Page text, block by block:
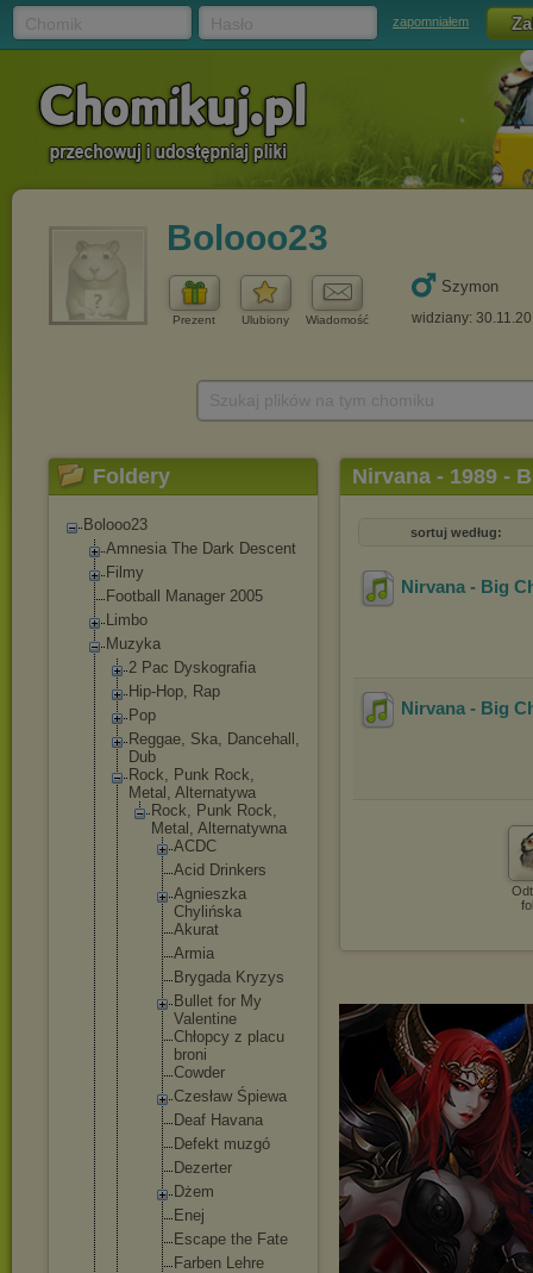
zapomniałem
Bolooo23
Prezent Ulubiony Wiadomość
Szymon
widziany:
Foldery
Bolooo23
Amnesia The Dark Descent
Filmy
Football Manager 2005
Limbo
Muzyka
2 Pac Dyskografia
Hip-Hop, Rap
Pop
Reggae, Ska, Dancehall,
Dub
Rock, Punk Rock,
Metal, Alternatywa
Rock, Punk Rock,
Metal, Alternatywna
ACDC
Acid Drinkers
Agnieszka
Chylińska
Akurat
Armia
Brygada Kryzys
Bullet for My
Valentine
Chłopcy z placu
broni
Cowder
Czesław Śpiewa
Deaf Havana
Defekt muzgó
Dezerter
Dżem
Enej
Escape the Fate
Farben Lehre
Nirvana - 1989 -
sortuj według:
Nirvana - Big
Nirvana - Big